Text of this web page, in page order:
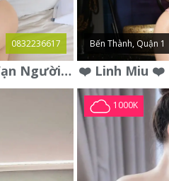
0832236617
❤️An Nhiên❤️Mỹ Nữ Vạn Người Mê,Da Trắng, Mặt Xynh, Đẹp Từng
Bến Thành, Quận 1
1000K